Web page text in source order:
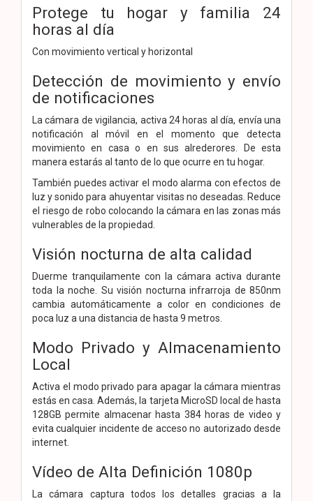
Protege tu hogar y familia 24
horas al día
Con movimiento vertical y horizontal
Detección de movimiento y envío
de notificaciones
La cámara de vigilancia, activa 24 horas al día, envía una
notificación al móvil en el momento que detecta
movimiento en casa o en sus alrederores. De esta
manera estarás al tanto de lo que ocurre en tu hogar.
También puedes activar el modo alarma con efectos de
luz y sonido para ahuyentar visitas no deseadas. Reduce
el riesgo de robo colocando la cámara en las zonas más
vulnerables de la propiedad.
Visión nocturna de alta calidad
Duerme tranquilamente con la cámara activa durante
toda la noche. Su visión nocturna infrarroja de 850nm
cambia automáticamente a color en condiciones de
poca luz a una distancia de hasta 9 metros.
Modo Privado y Almacenamiento
Local
Activa el modo privado para apagar la cámara mientras
estás en casa. Además, la tarjeta MicroSD local de hasta
128GB permite almacenar hasta 384 horas de video y
evita cualquier incidente de acceso no autorizado desde
internet.
Vídeo de Alta Definición 1080p
La cámara captura todos los detalles gracias a la